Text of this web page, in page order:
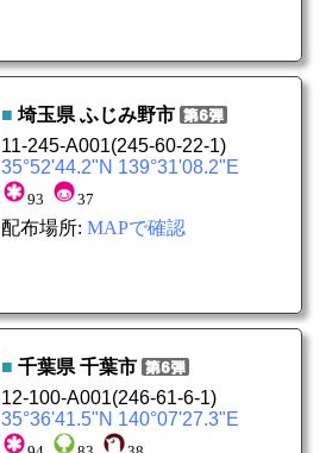
■ 埼玉県 ふじみ野市
11-245-A001(245-60-22-1)
35°52'44.2"N 139°31'08.2"E
93 37
配布場所: MAPで確認
■ 千葉県 千葉市
12-100-A001(246-61-6-1)
35°36'41.5"N 140°07'27.3"E